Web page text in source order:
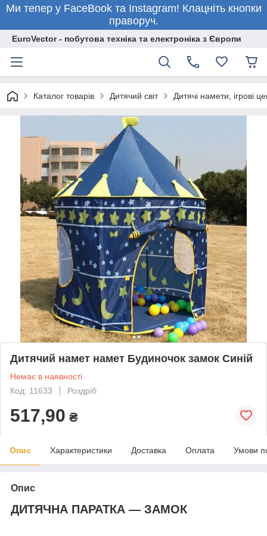
Ми тепер у FaceBook та Instagram! Клацніть кнопки
праворуч.
EuroVector - побутова техніка та електроніка з Європи
Каталог товарів Дитячий світ Дитячі намети, ігрові
Дитячий намет намет Будиночок замок Синій
Немає в наявності
Код: 11633
Роздріб
517,90 ₴
Опис Характеристики Доставка Оплата Умови
Опис
ДИТЯЧНА ПАРАТКА — ЗАМОК